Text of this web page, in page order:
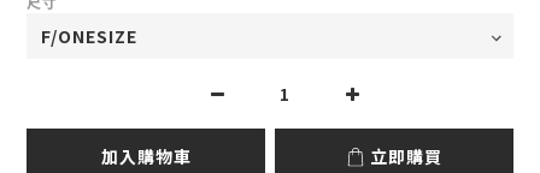
加入購物車 立即購買